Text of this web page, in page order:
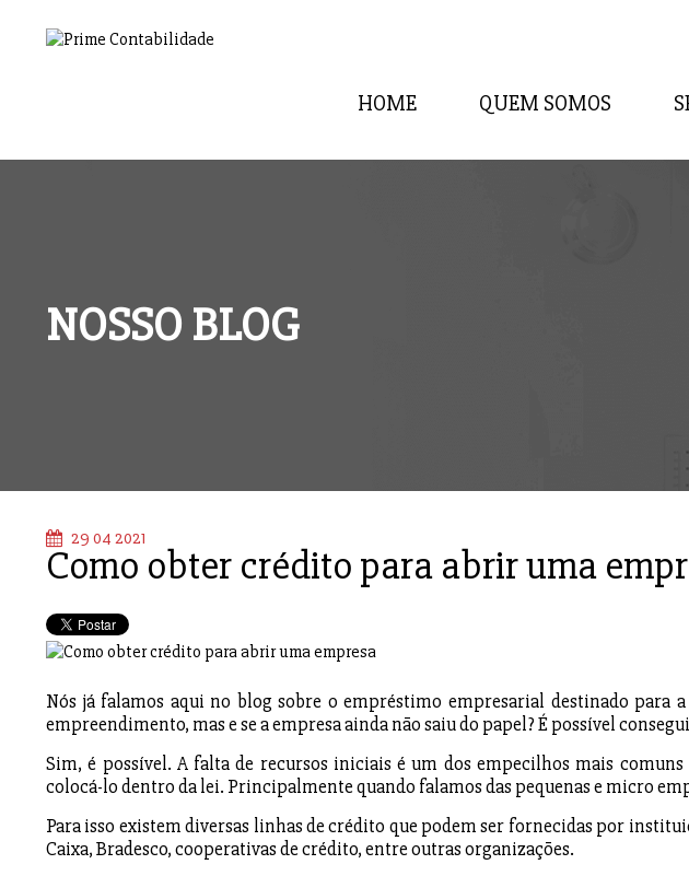
HOME QUEM SOMOS
NOSSO BLOG
29 04 2021
Como obter crédito para abrir uma
Nós já falamos aqui no blog sobre o empréstimo empresarial destinado para
empreendimento, mas e se a empresa ainda não saiu do papel? É possível
Sim, é possível. A falta de recursos iniciais é um dos empecilhos mais
colocá-lo dentro da lei. Principalmente quando falamos das pequenas e micro
Para isso existem diversas linhas de crédito que podem ser fornecidas por
Caixa, Bradesco, cooperativas de crédito, entre outras organizações.